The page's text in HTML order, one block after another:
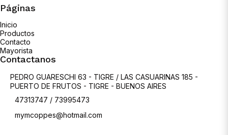
Páginas
Inicio
Productos
Contacto
Mayorista
Contactanos
PEDRO GUARESCHI 63 - TIGRE / LAS CASUARINAS 185 -
PUERTO DE FRUTOS - TIGRE - BUENOS AIRES
47313747 / 73995473
mymcoppes@hotmail.com